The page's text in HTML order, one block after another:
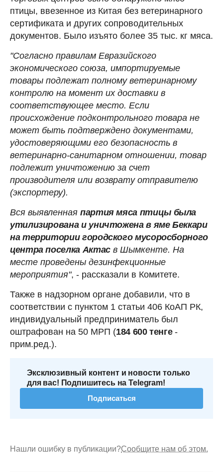
птицы, ввезенное из Китая без ветеринарного
сертификата и других сопроводительных
документов. Было изъято более 35 тыс. кг мяса.
"Согласно правилам Евразийского
экономического союза, импортируемые
товары подлежат полному ветеринарному
контролю на момент их доставки в
соответствующее место. Если
происхождение подконтрольного товара не
может быть подтверждено документами,
удостоверяющими его безопасность в
ветеринарно-санитарном отношении, товар
подлежит уничтожению за счет
производителя или возврату отправителю
(экспортеру).
Вся выявленная партия мяса птицы была
утилизирована и уничтожена в яме Беккари
на территории городского мусоросборного
центра поселка Актасв Шымкенте. На
месте проведены дезинфекционные
мероприятия", - рассказали в Комитете.
Также в надзорном органе добавили, что в
соответствии с пунктом 1 статьи 406 КоАП РК,
индивидуальный предприниматель был
оштрафован на 50 МРП (184 600 тенге-
прим.ред.).
Эксклюзивный контент и новости только
для вас! Подпишитесь на Telegram!
Подписаться
Нашли ошибку в публикации?Сообщите нам об этом.